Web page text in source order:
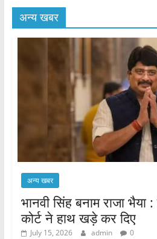
अन्य खबर
अन्य खबर
भानवी सिंह बनाम राजा
कोर्ट ने हाथ खड़े कर दिए
July 15, 2026 admin 0